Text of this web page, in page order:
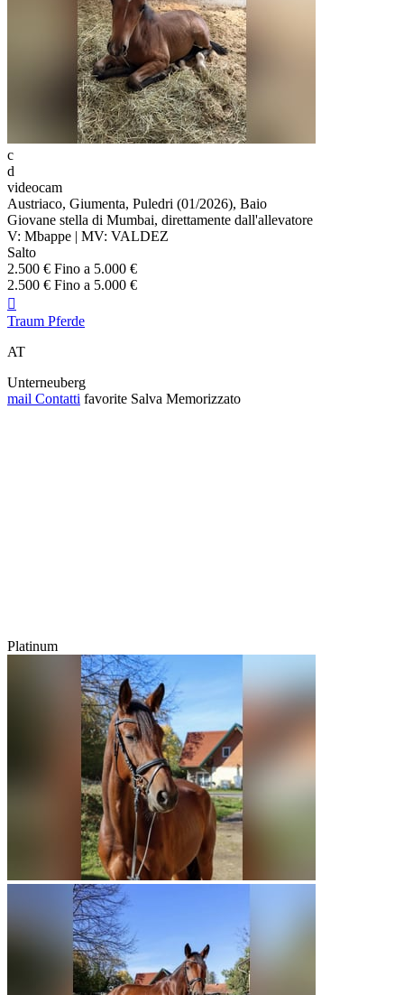
c
d
videocam
Austriaco, Giumenta, Puledri (01/2026), Baio
Giovane stella di Mumbai, direttamente dall'allevatore
V: Mbappe | MV: VALDEZ
Salto
2.500 € Fino a 5.000 €
2.500 € Fino a 5.000 €

Traum Pferde
AT
Unterneuberg
mail Contatti favorite Salva Memorizzato
Platinum